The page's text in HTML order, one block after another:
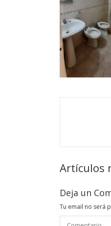
Artículos
Deja un
Tu email no será